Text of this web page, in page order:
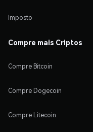
Imposto
Compre mais Criptos
Compre Bitcoin
Compre Dogecoin
Compre Litecoin